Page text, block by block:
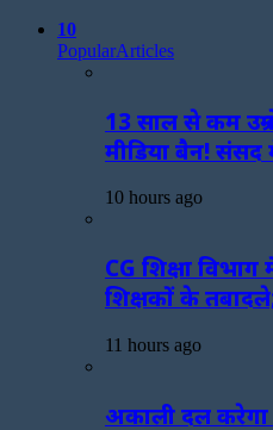
10
PopularArticles
13 साल से कम
मीडिया बैन! संसद
10 hours ago
CG शिक्षा
शिक्षकों के
11 hours ago
अकाली दल